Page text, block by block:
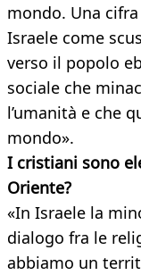
mondo. Una
Israele come
verso il popolo
sociale che
l’umanità e che
mondo».
I cristiani sono
Oriente?
«In Israele la
dialogo fra le
abbiamo un